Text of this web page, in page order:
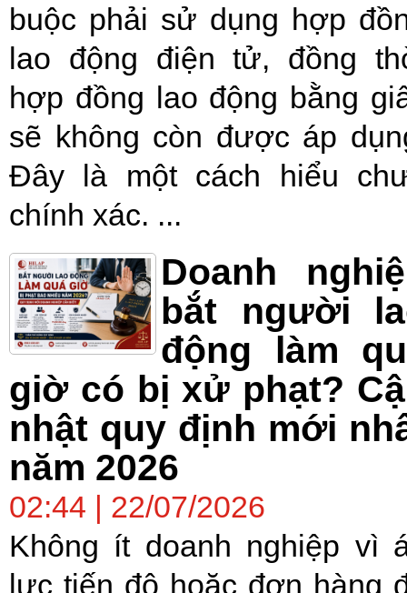
buộc phải sử dụng hợp
lao động điện tử, đồng
hợp đồng lao động bằng
sẽ không còn được áp
Đây là một cách hiểu
chính xác. ...
Doanh
bắt người
động làm
giờ có bị xử phạt?
nhật quy định mới
năm 2026
02:44 | 22/07/2026
Không ít doanh nghiệp vì
lực tiến độ hoặc đơn hàng